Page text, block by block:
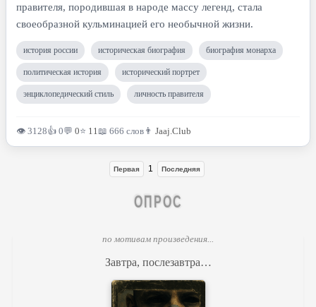
правителя, породившая в народе массу легенд, стала
своеобразной кульминацией его необычной жизни.
история россии историческая биография биография монарха
политическая история исторический портрет
энциклопедический стиль личность правителя
👁 3128👍 0💬 0⭐ 11📖 666 слов 👨 Jaaj.Club
Первая 1 Последняя
ОПРОС
по мотивам произведения...
Завтра, послезавтра…